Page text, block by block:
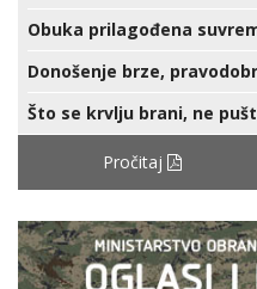
Obuka prilagođena
Donošenje brze,
Što se krvlju brani, ne
Pročitaj